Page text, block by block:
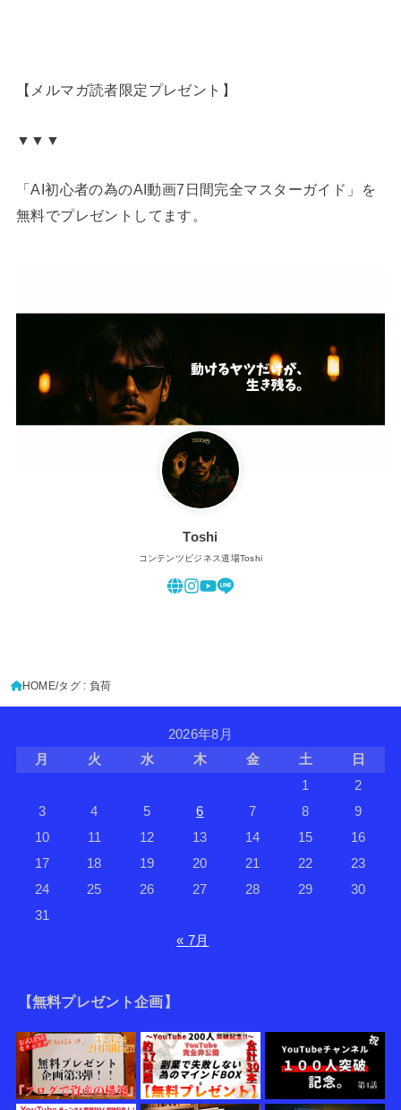
【メルマガ読者限定プレゼント】
▼▼▼
「AI初心者の為のAI動画7日間完全マスターガイド」を
無料でプレゼントしてます。
Toshi
コンテンツビジネス道場Toshi
HOME タグ : 負荷
2026年8月
月
火 水 木 金 土
日
1
2
3
4 5 6 7 8
9
10
11 12 13 14 15
16
17
18 19 20 21 22
23
24
25 26 27 28 29
30
31
« 7月
【無料プレゼント企画】